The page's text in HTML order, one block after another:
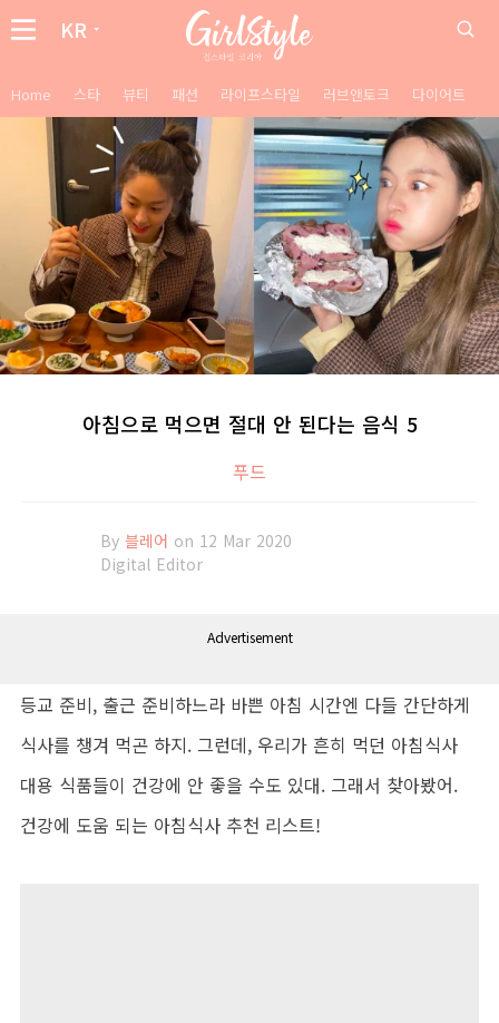
KR
Home 스타 뷰티 패션 라이프스타일 러브앤토크 다이어트
아침으로 먹으면 절대 안 된다는 음식 5
푸드
By 블레어 on 12 Mar 2020
Digital Editor
Advertisement
등교 준비, 출근 준비하느라 바쁜 아침 시간엔 다들 간단하게
식사를 챙겨 먹곤 하지. 그런데, 우리가 흔히 먹던 아침식사
대용 식품들이 건강에 안 좋을 수도 있대. 그래서 찾아봤어.
건강에 도움 되는 아침식사 추천 리스트!